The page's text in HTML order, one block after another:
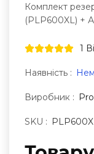
Комплект
(PLP600XL) +
1
Наявність :
Виробник :
SKU :